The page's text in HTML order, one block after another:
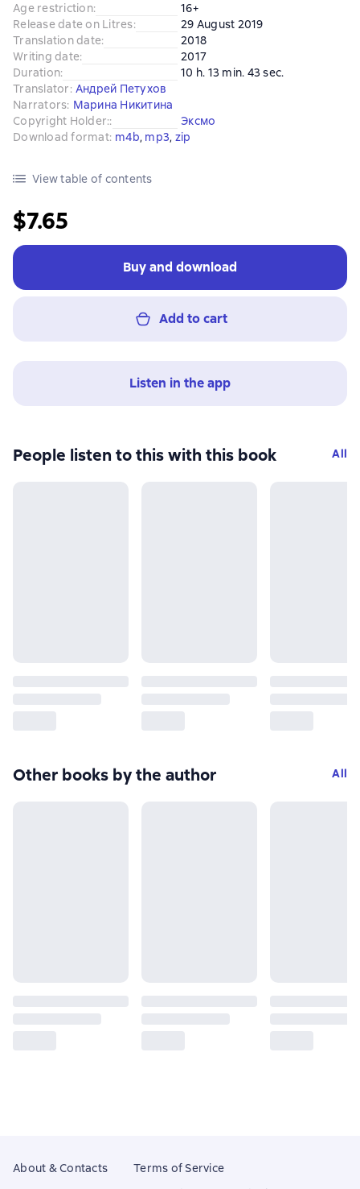
Age restriction:
16+
Release date on Litres:
29 August 2019
Translation date:
2018
Writing date:
2017
Duration:
10 h. 13 min. 43 sec.
Translator: Андрей Петухов
Narrators: Марина Никитина
Copyright Holder::
Эксмо
Download format: m4b, mp3, zip
View table of contents
$7.65
Buy and download
Add to cart
Listen in the app
People listen to this with this book All
Other books by the author All
About & Contacts
Terms of Service